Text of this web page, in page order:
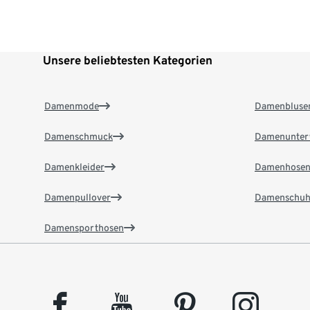
Unsere beliebtesten Kategorien
Damenmode
Damenschmuck
Damenkleider
Damenpullover
Damensporthosen
Damenhosen